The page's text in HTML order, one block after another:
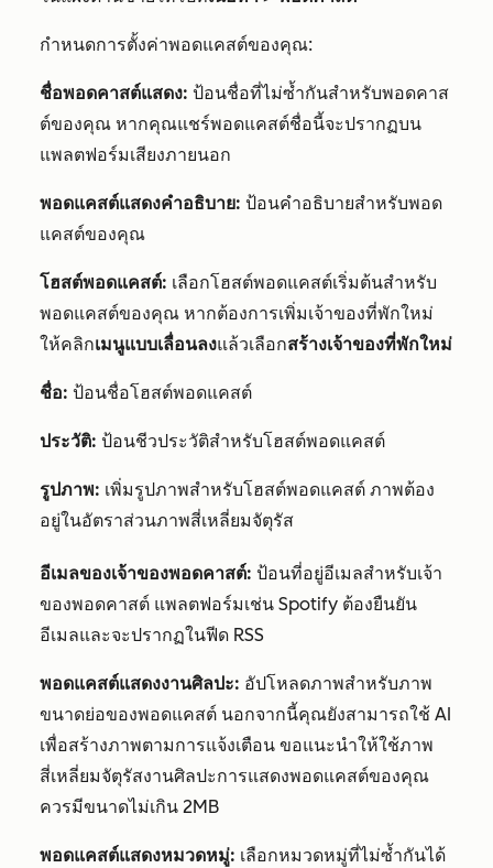
กำหนดการตั้งค่าพอดแคสต์ของคุณ:
ชื่อพอดคาสต์แสดง: ป้อนชื่อที่ไม่ซ้ำกันสำหรับพอดคาส
ต์ของคุณ หากคุณแชร์พอดแคสต์ชื่อนี้จะปรากฏบน
แพลตฟอร์มเสียงภายนอก
พอดแคสต์แสดงคำอธิบาย: ป้อนคำอธิบายสำหรับพอด
แคสต์ของคุณ
โฮสต์พอดแคสต์: เลือกโฮสต์พอดแคสต์เริ่มต้นสำหรับ
พอดแคสต์ของคุณ หากต้องการเพิ่มเจ้าของที่พักใหม่
ให้คลิกเมนูแบบเลื่อนลงแล้วเลือกสร้างเจ้าของที่พักใหม่
ชื่อ: ป้อนชื่อโฮสต์พอดแคสต์
ประวัติ: ป้อนชีวประวัติสำหรับโฮสต์พอดแคสต์
รูปภาพ: เพิ่มรูปภาพสำหรับโฮสต์พอดแคสต์ ภาพต้อง
อยู่ในอัตราส่วนภาพสี่เหลี่ยมจัตุรัส
อีเมลของเจ้าของพอดคาสต์: ป้อนที่อยู่อีเมลสำหรับเจ้า
ของพอดคาสต์ แพลตฟอร์มเช่น Spotify ต้องยืนยัน
อีเมลและจะปรากฏในฟีด RSS
พอดแคสต์แสดงงานศิลปะ: อัปโหลดภาพสำหรับภาพ
ขนาดย่อของพอดแคสต์ นอกจากนี้คุณยังสามารถใช้ AI
เพื่อสร้างภาพตามการแจ้งเตือน ขอแนะนำให้ใช้ภาพ
สี่เหลี่ยมจัตุรัสงานศิลปะการแสดงพอดแคสต์ของคุณ
ควรมีขนาดไม่เกิน 2MB
พอดแคสต์แสดงหมวดหมู่: เลือกหมวดหมู่ที่ไม่ซ้ำกันได้